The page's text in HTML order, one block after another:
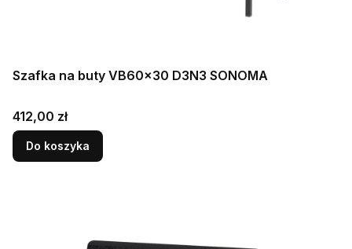
Szafka na buty VB60x30 D3N3 SONOMA
Cena
412,00 zł
Do koszyka